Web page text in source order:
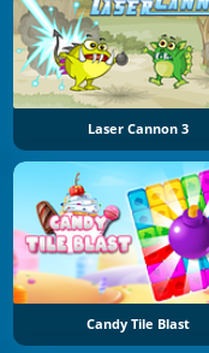
Laser Cannon 3
Candy Tile Blast